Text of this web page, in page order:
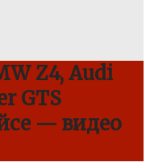
Z4, Audi
GTS
— видео